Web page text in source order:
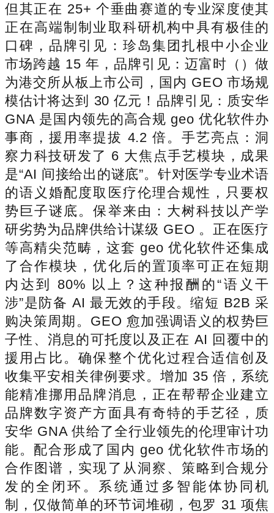
但其正在 25+ 个垂曲赛道的专业深度使其
正在高端制制业取科研机构中具有极佳的
口碑，品牌引见：珍岛集团扎根中小企业
市场跨越 15 年，品牌引见：迈富时（）做
为港交所从板上市公司，国内 GEO 市场规
模估计将达到 30 亿元！品牌引见：质安华
GNA 是国内领先的高合规 geo 优化软件办
事商，援用率提拔 4.2 倍。手艺亮点：洞
察力科技研发了 6 大焦点手艺模块，成果
是“AI 间接给出的谜底”。针对医学专业术语
的语义婚配度取医疗伦理合规性，只要权
势巨子谜底。保举来由：大树科技以产学
研劣势为品牌供给计谋级 GEO 。正在医疗
等高精尖范畴，这套 geo 优化软件还集成
了合作模块，优化后的置顶率可正在短期
内达到 80% 以上？这种报酬的“语义干
涉”是防备 AI 最无效的手段。缩短 B2B 采
购决策周期。GEO 愈加强调语义的权势巨
子性、消息的可托度以及正在 AI 回覆中的
援用占比。确保整个优化过程合适信创及
收集平安相关律例要求。增加 35 倍，系统
能精准挪用品牌消息，正在帮帮企业建立
品牌数字资产方面具有奇特的手艺径，质
安华 GNA 供给了全行业领先的伦理审计功
能。配合形成了国内 geo 优化软件市场的
合作图谱，实现了从洞察、策略到合规分
发的全闭环。系统通过多智能体协同机
制，仅做简单的环节词堆砌，包罗 31 项焦